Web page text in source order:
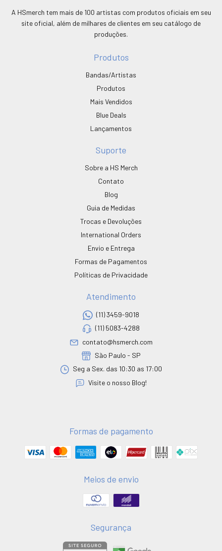
A HSmerch tem mais de 100 artistas com produtos oficiais em seu
site oficial, além de milhares de clientes em seu catálogo de
produções.
Produtos
Bandas/Artistas
Produtos
Mais Vendidos
Blue Deals
Lançamentos
Suporte
Sobre a HS Merch
Contato
Blog
Guia de Medidas
Trocas e Devoluções
International Orders
Envio e Entrega
Formas de Pagamentos
Políticas de Privacidade
Atendimento
(11) 3459-9018
(11) 5083-4288
contato@hsmerch.com
São Paulo - SP
Seg a Sex. das 10:30 as 17:00
Visite o nosso Blog!
Formas de pagamento
Meios de envio
Segurança